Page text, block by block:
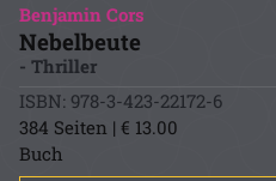
Benjamin Cors
Nebelbeute
- Thriller
ISBN: 978-3-423-22172-6
384 Seiten | € 13.00
Buch